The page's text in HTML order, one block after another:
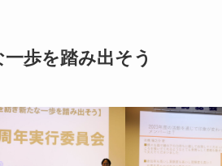
歩を踏み出そう